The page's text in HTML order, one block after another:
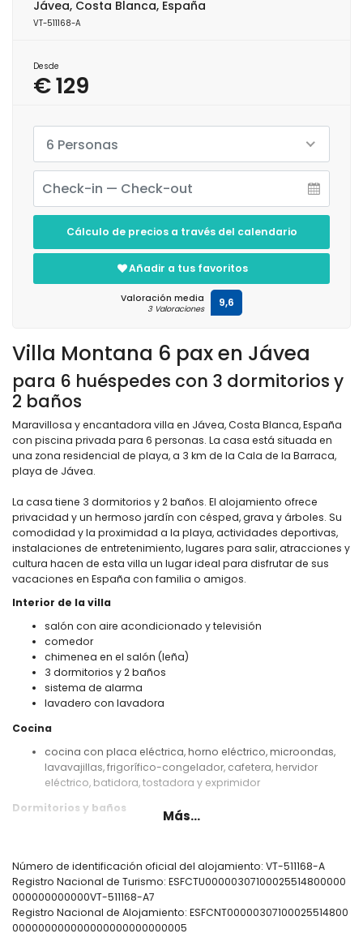
Villa Montana 6 pax en Jávea
para 6 huéspedes con 3 dormitorios y
2 baños
Maravillosa y encantadora villa en Jávea, Costa Blanca, España
con piscina privada para 6 personas. La casa está situada en
una zona residencial de playa, a 3 km de la Cala de la Barraca,
playa de Jávea.
La casa tiene 3 dormitorios y 2 baños. El alojamiento ofrece
privacidad y un hermoso jardín con césped, grava y árboles. Su
comodidad y la proximidad a la playa, actividades deportivas,
instalaciones de entretenimiento, lugares para salir, atracciones y
cultura hacen de esta villa un lugar ideal para disfrutar de sus
vacaciones en España con familia o amigos.
Interior de la villa
salón con aire acondicionado y televisión
comedor
chimenea en el salón (leña)
3 dormitorios y 2 baños
sistema de alarma
lavadero con lavadora
Cocina
cocina con placa eléctrica, horno eléctrico, microondas,
lavavajillas, frigorífico-congelador, cafetera, hervidor
eléctrico, batidora, tostadora y exprimidor
Dormitorios y baños
2 dormitorios con aire acondicionado, cada uno con
cama queen-size (medidas 200 por 160 cm)
2 baños cada uno con lavabo individual, combinación de
bañera/ducha y WC
Exterior de la villa
Más...
Número de identificación oficial del alojamiento: VT-511168-A
Registro Nacional de Turismo: ESFCTU00000307100025514800000
000000000000VT-511168-A7
Registro Nacional de Alojamiento: ESFCNT00000307100025514800
000000000000000000000000005
Jávea, Costa Blanca, España
VT-511168-A
Desde
€ 129
6 Personas
Cálculo de precios a través del calendario
Añadir a tus favoritos
Valoración media
3 Valoraciones 9,6